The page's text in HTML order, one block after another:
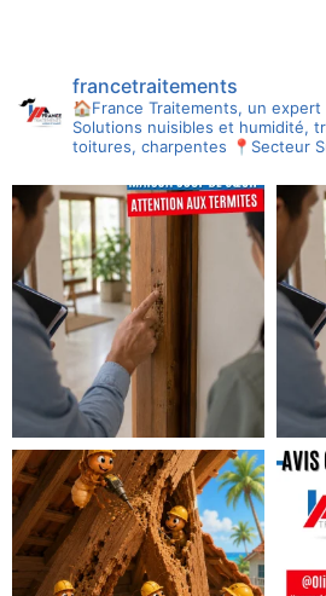
francetraitements
🏠France Traitements, un
Solutions nuisibles et humidité,
toitures, charpentes 📍Secteur